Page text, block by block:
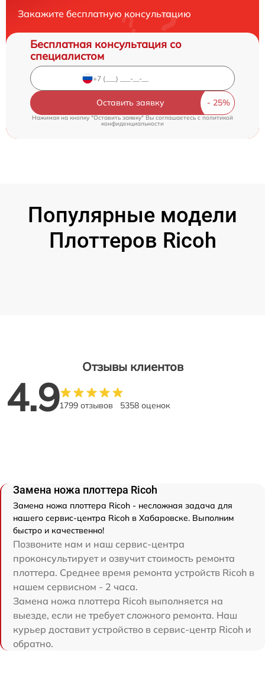
Закажите бесплатную консультацию
Бесплатная консультация со
специалистом
Оставить заявку
Нажимая на кнопку "Оставить заявку" Вы соглашаетесь c политикой
конфиденциальности
Популярные модели
Плоттеров Ricoh
Отзывы клиентов
4.91799 отзывов 5358 оценок
Замена ножа плоттера Ricoh
Замена ножа плоттера Ricoh - несложная задача для
нашего сервис-центра Ricoh в Хабаровске. Выполним
быстро и качественно!
Позвоните нам и наш сервис-центра
проконсультирует и озвучит стоимость ремонта
плоттера. Среднее время ремонта устройств Ricoh в
нашем сервисном - 2 часа.
Замена ножа плоттера Ricoh выполняется на
выезде, если не требует сложного ремонта. Наш
курьер доставит устройство в сервис-центр Ricoh и
обратно.